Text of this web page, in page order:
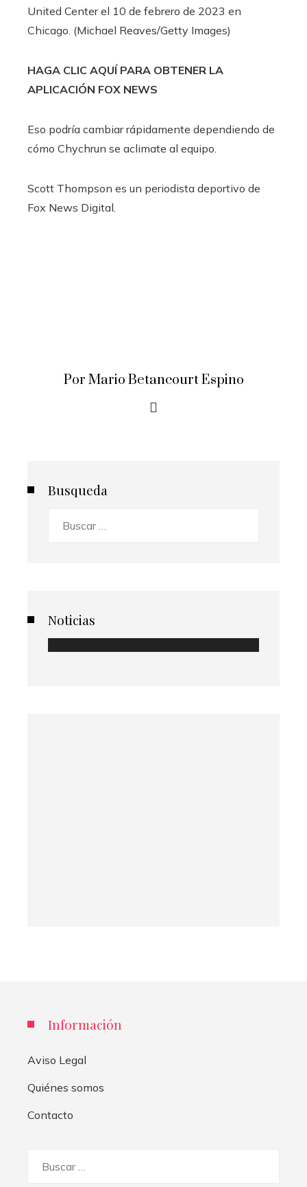
United Center el 10 de febrero de 2023 en
Chicago. (Michael Reaves/Getty Images)
HAGA CLIC AQUÍ PARA OBTENER LA
APLICACIÓN FOX NEWS
Eso podría cambiar rápidamente dependiendo de
cómo Chychrun se aclimate al equipo.
Scott Thompson es un periodista deportivo de
Fox News Digital.
Por Mario Betancourt Espino
Busqueda
Noticias
Información
Aviso Legal
Quiénes somos
Contacto